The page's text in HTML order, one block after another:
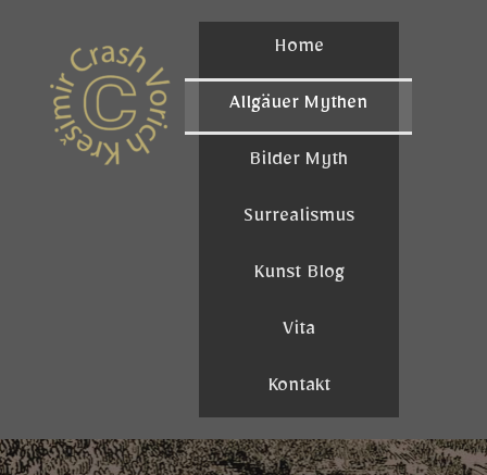
Home
Allgäuer Mythen
Bilder Myth
Surrealismus
Kunst Blog
Vita
Kontakt